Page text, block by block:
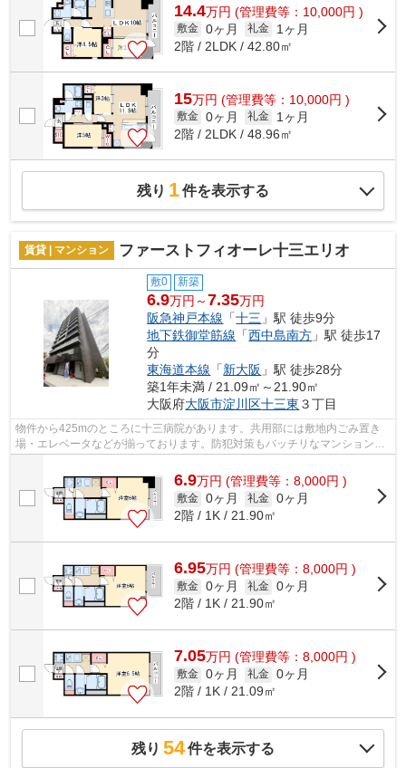
14.4万円 (管理費等：10,000円 )
敷金 0ヶ月 礼金
1ヶ月
2階 / 2LDK / 42.80㎡
15万円 (管理費等：10,000円 )
敷金 0ヶ月 礼金
1ヶ月
2階 / 2LDK / 48.96㎡
残り 1件を表示する
賃貸 | マンション ファーストフィオーレ十三エリオ
敷0 新築
6.9万円～7.35万円
阪急神戸本線 「十三 」駅 徒歩9分
地下鉄御堂筋線 「西中島南方 」駅 徒歩17
分
東海道本線 「新大阪 」駅 徒歩28分
築1年未満 / 21.09㎡～21.90㎡
大阪府大阪市淀川区十三東 ３丁目
物件から425mのところに十三病院があります。共用部には敷地内ごみ置き
場・エレベータなどが揃っております。防犯対策もバッチリなマンションタ
イプの物件です。こちらの物件は自走式...
6.9万円 (管理費等：8,000円 )
敷金 0ヶ月 礼金 0ヶ月
2階 / 1K / 21.90㎡
6.95万円 (管理費等：8,000円 )
敷金 0ヶ月 礼金 0ヶ月
2階 / 1K / 21.90㎡
7.05万円 (管理費等：8,000円 )
敷金 0ヶ月 礼金 0ヶ月
2階 / 1K / 21.09㎡
残り 54件を表示する